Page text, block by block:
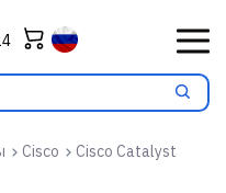
Cisco
Cisco Catalyst